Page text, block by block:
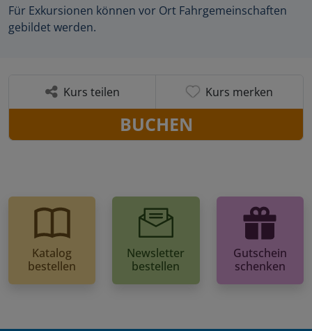
Für Exkursionen können vor Ort Fahrgemeinschaften
gebildet werden.
Kurs teilen Kurs merken
BUCHEN
Katalog
bestellen
Newsletter
bestellen
Gutschein
schenken